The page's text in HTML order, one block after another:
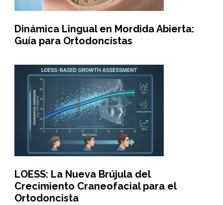
Dinámica Lingual en Mordida Abierta:
Guía para Ortodoncistas
LOESS: La Nueva Brújula del
Crecimiento Craneofacial para el
Ortodoncista